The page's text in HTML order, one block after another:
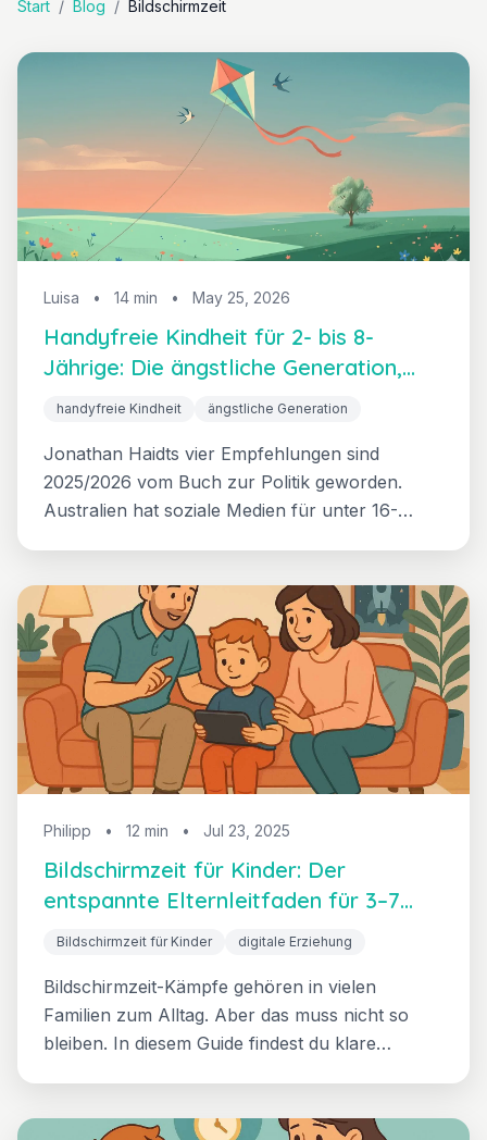
Start / Blog / Bildschirmzeit
Luisa • 14 min • May 25, 2026
Handyfreie Kindheit für 2- bis 8-
Jährige: Die ängstliche Generation,
übersetzt für kleine Kinder
handyfreie Kindheit ängstliche Generation
Jonathan Haidts vier Empfehlungen sind
2025/2026 vom Buch zur Politik geworden.
Australien hat soziale Medien für unter 16-
beschränkt. Hier liest du, was das für dich
bedeutet, wenn dein Kind noch im Kindergarten
oder in der Vorschule ist.
Philipp • 12 min • Jul 23, 2025
Bildschirmzeit für Kinder: Der
entspannte Elternleitfaden für 3–7
Jahre
Bildschirmzeit für Kinder digitale Erziehung
Bildschirmzeit-Kämpfe gehören in vielen
Familien zum Alltag. Aber das muss nicht so
bleiben. In diesem Guide findest du klare
wissenschaftlich fundiert und alltagstauglich.